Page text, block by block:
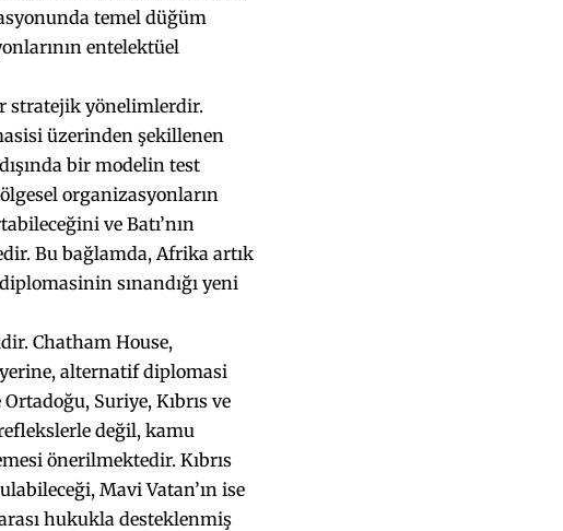
temel düğüm
entelektüel
stratejik yönelimlerdir.
üzerinden şekillenen
bir modelin test
organizasyonların
ve Batı’nın
Bu bağlamda, Afrika artık
sınandığı yeni
Chatham House,
alternatif diplomasi
Suriye, Kıbrıs ve
değil, kamu
önerilmektedir. Kıbrıs
Mavi Vatan’ın ise
hukukla desteklenmiş